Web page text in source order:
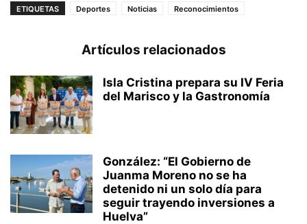
ETIQUETAS Deportes Noticias Reconocimientos
Artículos relacionados
Isla Cristina prepara su IV Feria
del Marisco y la Gastronomía
González: “El Gobierno de
Juanma Moreno no se ha
detenido ni un solo día para
seguir trayendo inversiones a
Huelva”